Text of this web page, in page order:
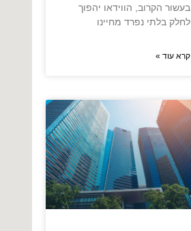
בעשור הקרוב, הווידאו יהפוך
לחלק בלתי נפרד מחיינו
קרא עוד »